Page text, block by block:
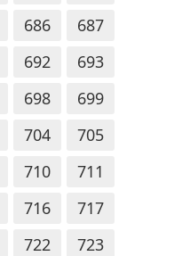
686
687
692
693
698
699
704
705
710
711
716
717
722
723